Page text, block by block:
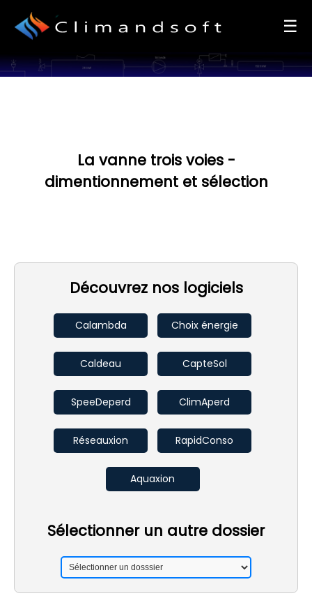
☰
La vanne trois voies -
dimentionnement et sélection
Découvrez nos logiciels
Calambda Choix énergie
Caldeau CapteSol
SpeeDeperd ClimAperd
Réseauxion RapidConso
Aquaxion
Sélectionner un autre dossier